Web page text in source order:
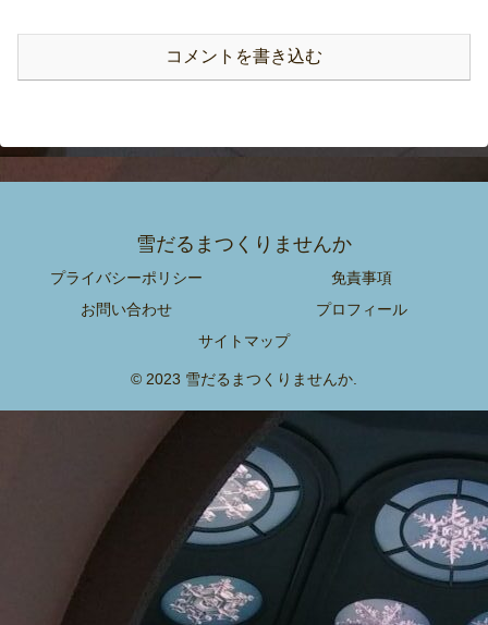
コメントを書き込む
雪だるまつくりませんか
プライバシーポリシー
免責事項
お問い合わせ
プロフィール
サイトマップ
© 2023 雪だるまつくりませんか.